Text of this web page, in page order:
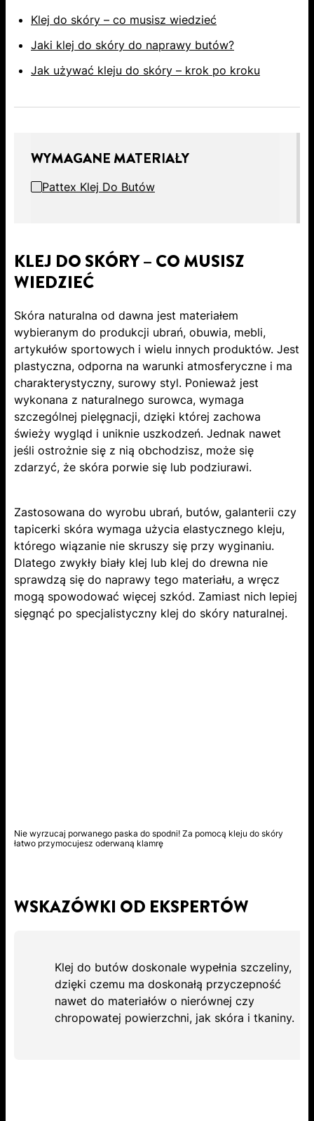
Klej do skóry – co musisz wiedzieć
Jaki klej do skóry do naprawy butów?
Jak używać kleju do skóry – krok po kroku
KLEJ DO SKÓRY – CO MUSISZ
WIEDZIEĆ
Skóra naturalna od dawna jest materiałem
wybieranym do produkcji ubrań, obuwia, mebli,
artykułów sportowych i wielu innych produktów. Jest
plastyczna, odporna na warunki atmosferyczne i ma
charakterystyczny, surowy styl. Ponieważ jest
wykonana z naturalnego surowca, wymaga
szczególnej pielęgnacji, dzięki której zachowa
świeży wygląd i uniknie uszkodzeń. Jednak nawet
jeśli ostrożnie się z nią obchodzisz, może się
zdarzyć, że skóra porwie się lub podziurawi.
WYMAGANE MATERIAŁY
Pattex Klej Do Butów
Zastosowana do wyrobu ubrań, butów, galanterii czy
tapicerki skóra wymaga użycia elastycznego kleju,
którego wiązanie nie skruszy się przy wyginaniu.
Dlatego zwykły biały klej lub klej do drewna nie
sprawdzą się do naprawy tego materiału, a wręcz
mogą spowodować więcej szkód. Zamiast nich lepiej
sięgnąć po specjalistyczny klej do skóry naturalnej.
Nie wyrzucaj porwanego paska do spodni! Za pomocą kleju do skóry
łatwo przymocujesz oderwaną klamrę
WSKAZÓWKI OD EKSPERTÓW
Klej do butów doskonale wypełnia szczeliny,
dzięki czemu ma doskonałą przyczepność
nawet do materiałów o nierównej czy
chropowatej powierzchni, jak skóra i tkaniny.